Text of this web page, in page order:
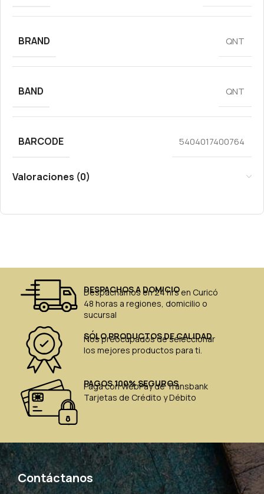
BRAND QNT
BAND QNT
BARCODE 5404017400764
Valoraciones (0)
DESPACHOS A DOMICIO
Despachamos en 24 hrs en Curicó
48 horas a regiones, domicilio o
sucursal
SÓLO PRODUCTOS DE CALIDAD
Nos preocupados de seleccionar
los mejores productos para ti.
PAGOS 100% SEGUROS
Paga con WebPay de Transbank
Tarjetas de Crédito y Débito
Contáctanos